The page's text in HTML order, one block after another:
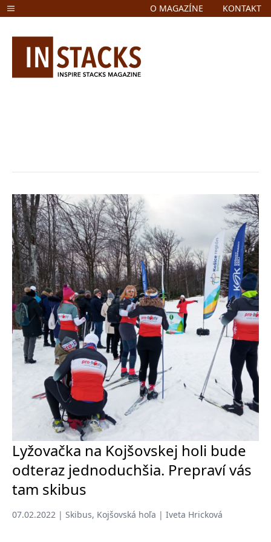
O MAGAZÍNE KONTAKT
Lyžovačka na Kojšovskej holi bude
odteraz jednoduchšia. Prepraví vás
tam skibus
07.02.2022 | Skibus, Kojšovská hoľa | Iveta Hricková